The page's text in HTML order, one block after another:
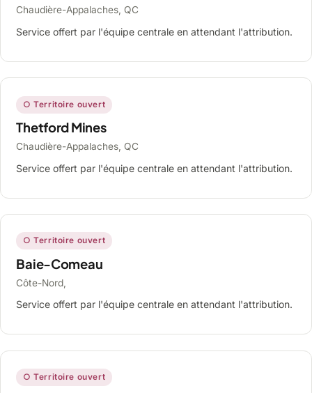
Chaudière-Appalaches, QC
Service offert par l'équipe centrale en attendant l'attribution.
○ Territoire ouvert
Thetford Mines
Chaudière-Appalaches, QC
Service offert par l'équipe centrale en attendant l'attribution.
○ Territoire ouvert
Baie-Comeau
Côte-Nord,
Service offert par l'équipe centrale en attendant l'attribution.
○ Territoire ouvert